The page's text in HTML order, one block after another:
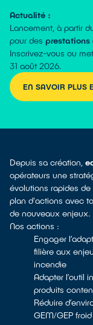
Actualité :
Lancement, à partir
pour des prestations
Inscrivez-vous ou
31 août 2026.
EN SAVOIR PLUS
Depuis sa création,
opérateurs une
évolutions rapides
plan d'actions avec
de nouveaux enjeux.
Nos actions :
Engager
filière aux
incendie
Adapter l’outil
produits
Réduire
GEM/GEP